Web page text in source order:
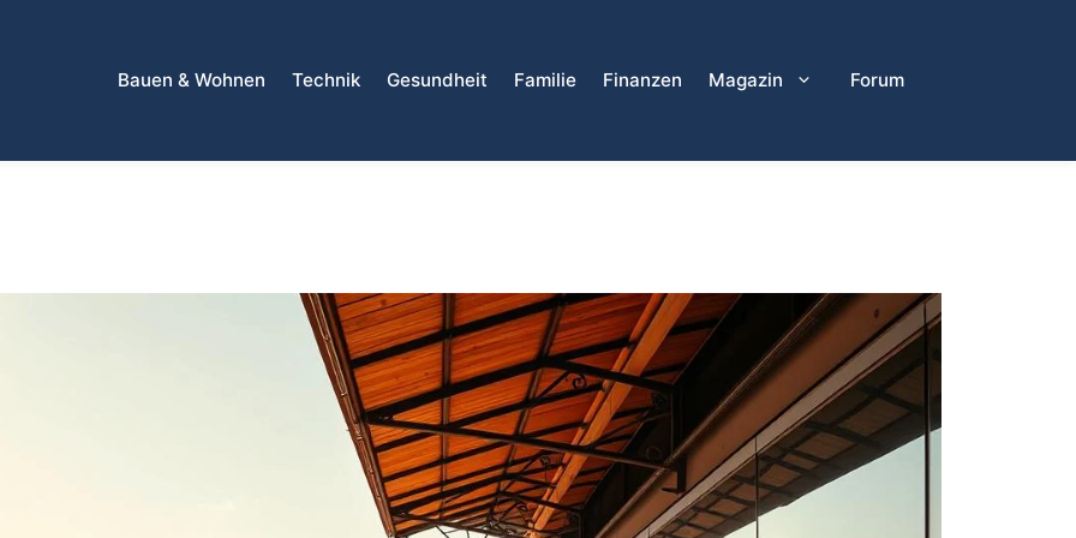
Bauen & Wohnen Technik Gesundheit Familie Finanzen Magazin Forum